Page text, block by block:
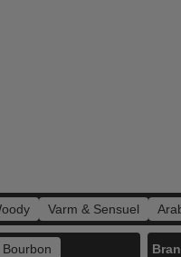
Varm & Sensuel
Bourbon